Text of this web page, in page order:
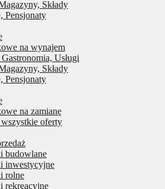
Składy
Pensjonaty
na wynajem
Usługi
Składy
Pensjonaty
na zamianę
oferty
budowlane
inwestycyjne
rolne
rekreacyjne